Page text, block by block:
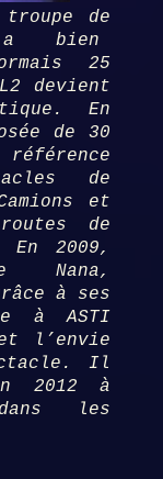
troupe de
a bien
25
devient
En
de 30
référence
de
et
de
2009,
Nana,
à ses
à ASTI
l’envie
Il
2012 à
les